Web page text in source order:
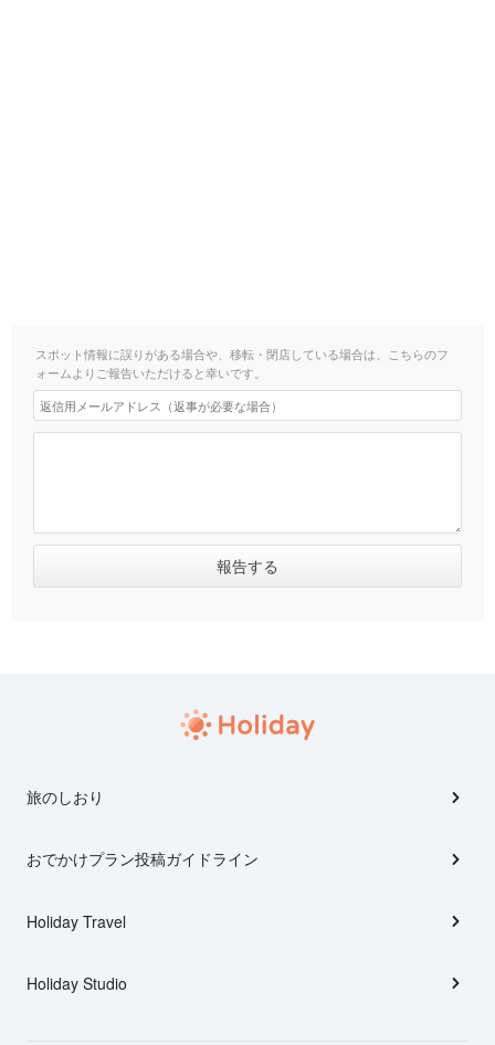
スポット情報に誤りがある場合や、移転・閉店している場合は、こちらのフ
ォームよりご報告いただけると幸いです。
旅のしおり
おでかけプラン投稿ガイドライン
Holiday Travel
Holiday Studio